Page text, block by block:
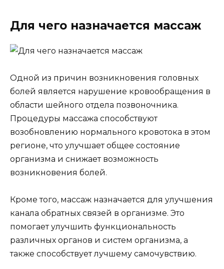
Для чего назначается массаж
Одной из причин возникновения головных
болей является нарушение кровообращения в
области шейного отдела позвоночника.
Процедуры массажа способствуют
возобновлению нормального кровотока в этом
регионе, что улучшает общее состояние
организма и снижает возможность
возникновения болей.
Кроме того, массаж назначается для улучшения
канала обратных связей в организме. Это
помогает улучшить функциональность
различных органов и систем организма, а
также способствует лучшему самочувствию.